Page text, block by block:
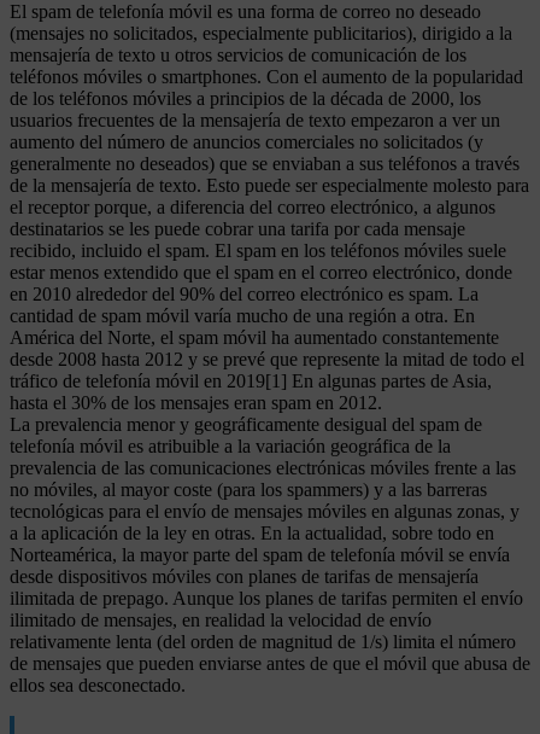
El spam de telefonía móvil es una forma de correo no deseado
(mensajes no solicitados, especialmente publicitarios), dirigido a la
mensajería de texto u otros servicios de comunicación de los
teléfonos móviles o smartphones. Con el aumento de la popularidad
de los teléfonos móviles a principios de la década de 2000, los
usuarios frecuentes de la mensajería de texto empezaron a ver un
aumento del número de anuncios comerciales no solicitados (y
generalmente no deseados) que se enviaban a sus teléfonos a través
de la mensajería de texto. Esto puede ser especialmente molesto para
el receptor porque, a diferencia del correo electrónico, a algunos
destinatarios se les puede cobrar una tarifa por cada mensaje
recibido, incluido el spam. El spam en los teléfonos móviles suele
estar menos extendido que el spam en el correo electrónico, donde
en 2010 alrededor del 90% del correo electrónico es spam. La
cantidad de spam móvil varía mucho de una región a otra. En
América del Norte, el spam móvil ha aumentado constantemente
desde 2008 hasta 2012 y se prevé que represente la mitad de todo el
tráfico de telefonía móvil en 2019[1] En algunas partes de Asia,
hasta el 30% de los mensajes eran spam en 2012.
La prevalencia menor y geográficamente desigual del spam de
telefonía móvil es atribuible a la variación geográfica de la
prevalencia de las comunicaciones electrónicas móviles frente a las
no móviles, al mayor coste (para los spammers) y a las barreras
tecnológicas para el envío de mensajes móviles en algunas zonas, y
a la aplicación de la ley en otras. En la actualidad, sobre todo en
Norteamérica, la mayor parte del spam de telefonía móvil se envía
desde dispositivos móviles con planes de tarifas de mensajería
ilimitada de prepago. Aunque los planes de tarifas permiten el envío
ilimitado de mensajes, en realidad la velocidad de envío
relativamente lenta (del orden de magnitud de 1/s) limita el número
de mensajes que pueden enviarse antes de que el móvil que abusa de
ellos sea desconectado.